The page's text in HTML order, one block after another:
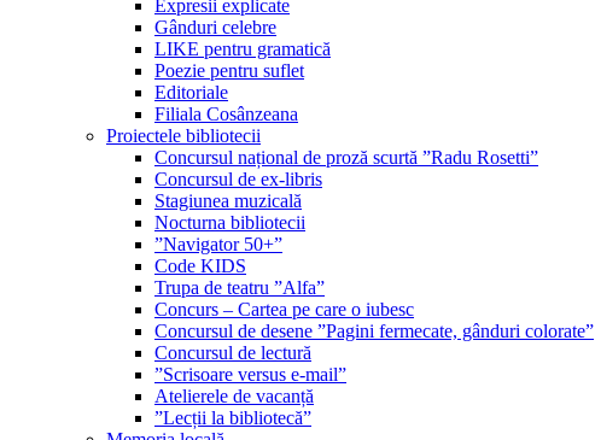
Expresii explicate
Gânduri celebre
LIKE pentru gramatică
Poezie pentru suflet
Editoriale
Filiala Cosânzeana
Proiectele bibliotecii
Concursul național de proză scurtă ”Radu Rosetti”
Concursul de ex-libris
Stagiunea muzicală
Nocturna bibliotecii
”Navigator 50+”
Code KIDS
Trupa de teatru ”Alfa”
Concurs – Cartea pe care o iubesc
Concursul de desene ”Pagini fermecate, gânduri colorate”
Concursul de lectură
”Scrisoare versus e-mail”
Atelierele de vacanță
”Lecții la bibliotecă”